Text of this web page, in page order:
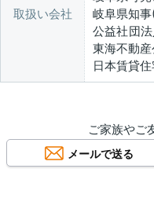
取扱い会社
岐阜県知
公益社団
東海不動
日本賃貸
ご家族やご
メールで送る